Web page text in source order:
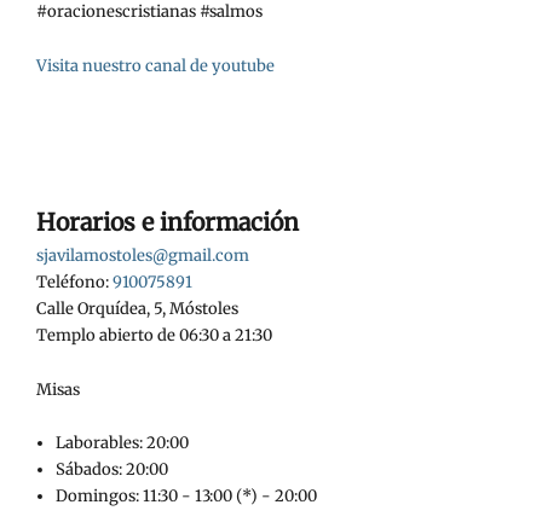
#oracionescristianas #salmos
Visita nuestro canal de youtube
Horarios e información
sjavilamostoles@gmail.com
Teléfono:910075891
Calle Orquídea, 5, Móstoles
Templo abierto de 06:30 a 21:30
Misas
Laborables: 20:00
Sábados: 20:00
Domingos: 11:30 - 13:00 (*) - 20:00